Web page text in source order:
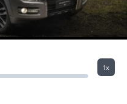
1x